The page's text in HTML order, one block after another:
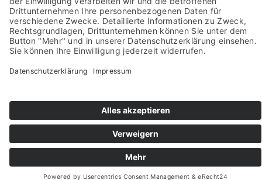
Pictures from:www.freepik.com
© 2022-2026 stein-mosaik.de